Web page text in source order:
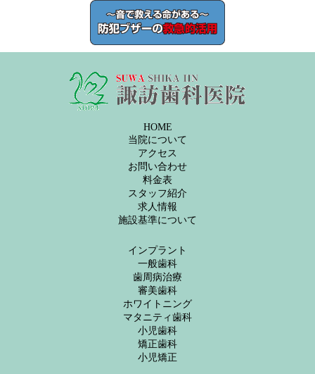
HOME
当院について
アクセス
お問い合わせ
料金表
スタッフ紹介
求人情報
施設基準について
インプラント
一般歯科
歯周病治療
審美歯科
ホワイトニング
マタニティ歯科
小児歯科
矯正歯科
小児矯正